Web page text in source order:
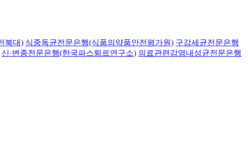
북대) 식중독균전문은행(식품의약품안전평가원) 구강세균전문은행
신·변종전문은행(한국파스퇴르연구소) 의료관련감염내성균전문은행